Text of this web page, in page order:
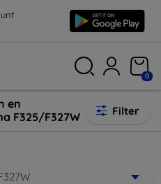
0
en
F325/F327W
Filter